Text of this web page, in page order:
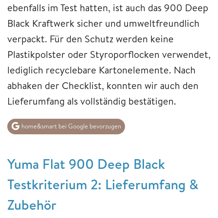
ebenfalls im Test hatten, ist auch das 900 Deep
Black Kraftwerk sicher und umweltfreundlich
verpackt. Für den Schutz werden keine
Plastikpolster oder Styroporflocken verwendet,
lediglich recyclebare Kartonelemente. Nach
abhaken der Checklist, konnten wir auch den
Lieferumfang als vollständig bestätigen.
home&smart bei Google bevorzugen
Yuma Flat 900 Deep Black
Testkriterium 2: Lieferumfang &
Zubehör